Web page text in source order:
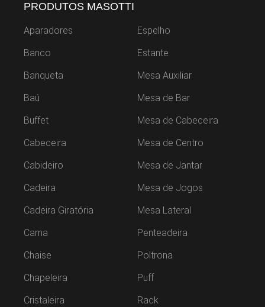
PRODUTOS MASOTTI
Aparadores
Banco
Banqueta
Baú
Buffet
Cabeceira
Cabideiro
Cadeira
Cadeira Giratória
Cama
Chaise
Chapeleira
Cristaleira
Espelho
Estante
Mesa Auxiliar
Mesa de Bar
Mesa de Cabeceira
Mesa de Centro
Mesa de Jantar
Mesa de Jogos
Mesa Lateral
Penteadeira
Poltrona
Puff
Rack